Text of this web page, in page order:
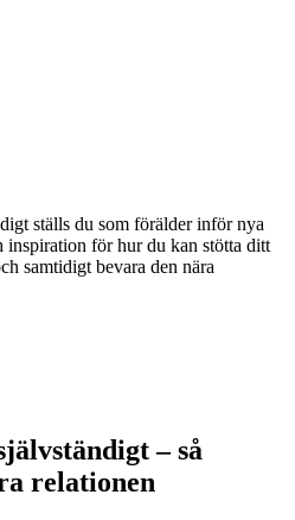
ställs du som förälder inför nya
inspiration för hur du kan stötta ditt
samtidigt bevara den nära
– så
relationen